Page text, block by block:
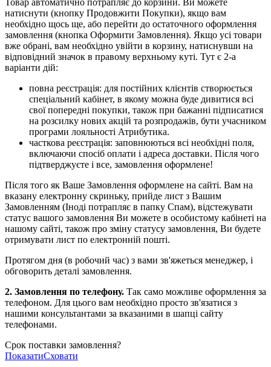
Товар автоматично потрапляє до корзини. Ви можете
натиснути (кнопку Продовжити Покупки), якщо вам
необхідно щось ще, або перейти до остаточного оформлення
замовлення (кнопка Оформити Замовлення). Якщо усі товари
вже обрані, вам необхідно увійти в корзину, натиснувши на
відповідний значок в правому верхньому куті. Тут є 2-а
варіанти дій:
повна реєстрація: для постійних клієнтів створюється
спеціальний кабінет, в якому можна буде дивитися всі
свої попередні покупки, також при бажанні підписатися
на розсилку нових акцій та розпродажів, бути учасником
програми лояльності Атрибутика.
часткова реєстрація: заповнюються всі необхідні поля,
включаючи спосіб оплати і адреса доставки. Після чого
підтверджуєте і все, замовлення оформлене!
Після того як Ваше Замовлення оформлене на сайті. Вам на
вказану електронну скриньку, прийде лист з Вашим
Замовленням (Іноді потрапляє в папку Спам), відстежувати
статус вашого замовлення Ви можете в особистому кабінеті на
нашому сайті, також про зміну статусу замовлення, Ви будете
отримувати лист по електронній пошті.
Протягом дня (в робочий час) з вами зв'яжеться менеджер, і
обговорить деталі замовлення.
2. Замовлення по телефону. Так само можливе оформлення за
телефоном. Для цього вам необхідно просто зв'язатися з
нашими консультантами за вказаними в шапці сайту
телефонами.
Срок поставки замовлення?
ПоказатиСховати